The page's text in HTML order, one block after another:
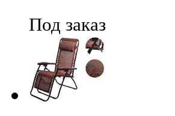
Под заказ